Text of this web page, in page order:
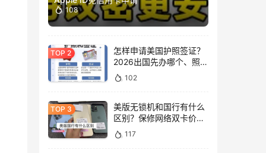
108
怎样申请美国护照签证？
2026出国先办哪个、照片
要求一次讲清
102
美版无锁机和国行有什么
区别？保修网络双卡价格
全解析
117